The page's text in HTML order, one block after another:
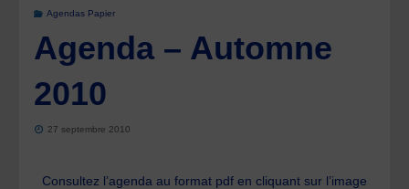
Agendas Papier
Agenda – Automne
2010
27 septembre 2010
Consultez l’agenda au format pdf en cliquant sur l’image